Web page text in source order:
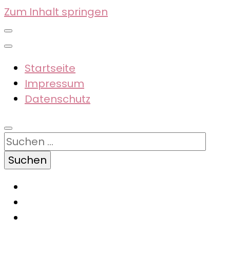
Zum Inhalt springen
Startseite
Impressum
Datenschutz
Suchen
nach: